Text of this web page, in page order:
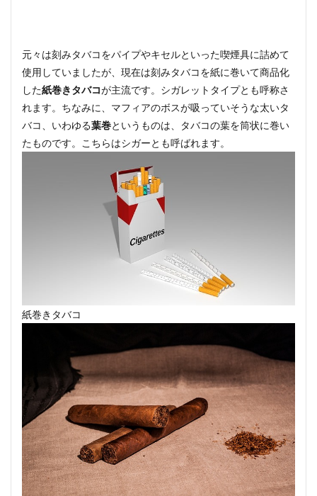
元々は刻みタバコをパイプやキセルといった喫煙具に詰めて
使用していましたが、現在は刻みタバコを紙に巻いて商品化
した紙巻きタバコが主流です。シガレットタイプとも呼称さ
れます。ちなみに、マフィアのボスが吸っていそうな太いタ
バコ、いわゆる葉巻というものは、タバコの葉を筒状に巻い
たものです。こちらはシガーとも呼ばれます。
紙巻きタバコ